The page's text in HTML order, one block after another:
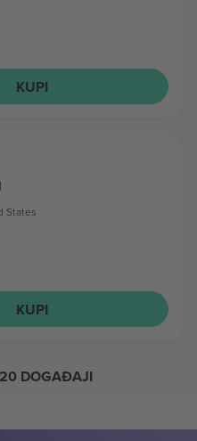
KUPI
States
KUPI
DOGAĐAJI